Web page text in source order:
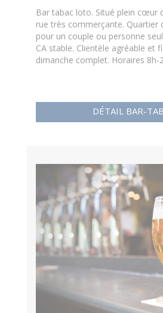
Bar tabac loto. Situé plein cœur
rue très commerçante. Quartier
pour un couple ou personne
CA stable. Clientèle agréable et
dimanche complet. Horaires 8h-
DÉTAIL BAR-